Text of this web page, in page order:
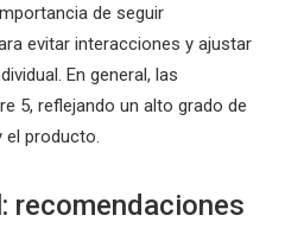
de seguir
evitar interacciones y ajustar
En general, las
5, reflejando un alto grado de
el producto.
recomendaciones